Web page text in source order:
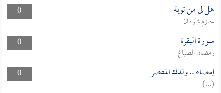
0 هل لى من توبة
حازم شومان
0
سورة البقرة
رمضان الصباغ
0
إمضاء .. ولدك المقصر
(...)